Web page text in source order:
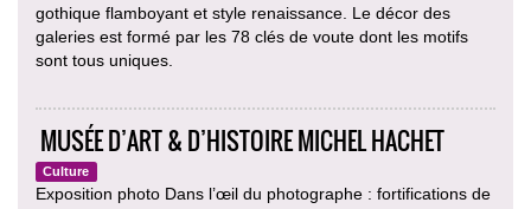
gothique flamboyant et style renaissance. Le décor des
galeries est formé par les 78 clés de voute dont les motifs
sont tous uniques.
MUSÉE D’ART & D’HISTOIRE MICHEL HACHET
Culture
Exposition photo Dans l’œil du photographe : fortifications de